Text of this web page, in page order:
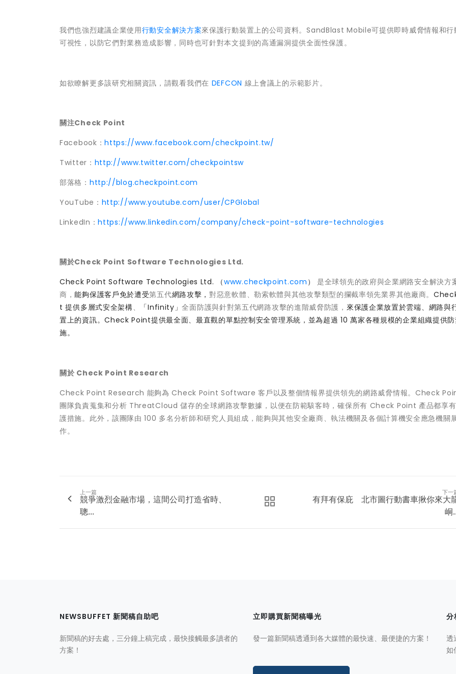
我們也強烈建議企業使用行動安全解決方案來保護行動裝置上的公司資料。SandBlast Mobile可提供即時威脅情報和行
可視性，以防它們對業務造成影響，同時也可針對本文提到的高通漏洞提供全面性保護。
如欲瞭解更多該研究相關資訊，請觀看我們在 DEFCON 線上會議上的示範影片。
關注Check Point
Facebook：https://www.facebook.com/checkpoint.tw/
Twitter： http://www.twitter.com/checkpointsw
部落格： http://blog.checkpoint.com
YouTube： http://www.youtube.com/user/CPGlobal
LinkedIn：https://www.linkedin.com/company/check-point-software-technologies
關於Check Point Software Technologies Ltd.
Check Point Software Technologies Ltd. （www.checkpoint.com ）
是全球領先的政府與企業網路安全解決方
商，能夠保護客戶免於遭受第五代網路攻擊，對惡意軟體、勒索軟體與其他攻擊類型的攔截率領先業界其他廠商。
t 提供多層式安全架構、 「Infinity」全面防護與針對第五代網路攻擊的進階威脅防護， 來保護企業放置於雲端、網路與
置上的資訊。Check Point提供最全面、最直觀的單點控制安全管理系統，並為超過 10 萬家各種規模的企業組織提供
施。
關於 Check Point Research
Check Point Research 能夠為 Check Point Software 客戶以及整個情報界提供領先的網路威脅情報。Check
團隊負責蒐集和分析 ThreatCloud 儲存的全球網路攻擊數據，以便在防範駭客時，確保所有 Check Point 產品都享
護措施。此外，該團隊由 100 多名分析師和研究人員組成，能夠與其他安全廠商、執法機關及各個計算機安全應急機關
作。
上一篇
競爭激烈金融市場，這間公司打造省時、
聰...
下一
有拜有保庇 北市圖行動書車揪你來大
峒
NEWSBUFFET 新聞稿自助吧
新聞稿的好去處，三分鐘上稿完成，最快接觸最多讀者的
方案！
立即購買新聞稿曝光
發一篇新聞稿透通到各大媒體的最快速、最便捷的方案！
分
透
如